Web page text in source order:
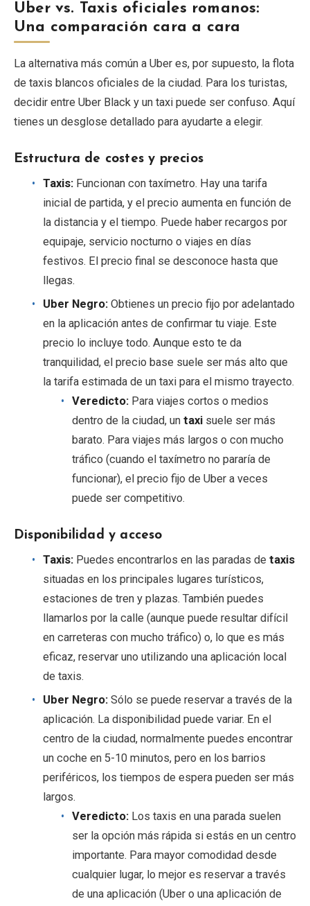
Uber vs. Taxis oficiales romanos:
Una comparación cara a cara
La alternativa más común a Uber es, por supuesto, la flota
de taxis blancos oficiales de la ciudad. Para los turistas,
decidir entre Uber Black y un taxi puede ser confuso. Aquí
tienes un desglose detallado para ayudarte a elegir.
Estructura de costes y precios
Taxis: Funcionan con taxímetro. Hay una tarifa
inicial de partida, y el precio aumenta en función de
la distancia y el tiempo. Puede haber recargos por
equipaje, servicio nocturno o viajes en días
festivos. El precio final se desconoce hasta que
llegas.
Uber Negro: Obtienes un precio fijo por adelantado
en la aplicación antes de confirmar tu viaje. Este
precio lo incluye todo. Aunque esto te da
tranquilidad, el precio base suele ser más alto que
la tarifa estimada de un taxi para el mismo trayecto.
Veredicto: Para viajes cortos o medios
dentro de la ciudad, un taxi suele ser más
barato. Para viajes más largos o con mucho
tráfico (cuando el taxímetro no pararía de
funcionar), el precio fijo de Uber a veces
puede ser competitivo.
Disponibilidad y acceso
Taxis: Puedes encontrarlos en las paradas de taxis
situadas en los principales lugares turísticos,
estaciones de tren y plazas. También puedes
llamarlos por la calle (aunque puede resultar difícil
en carreteras con mucho tráfico) o, lo que es más
eficaz, reservar uno utilizando una aplicación local
de taxis.
Uber Negro: Sólo se puede reservar a través de la
aplicación. La disponibilidad puede variar. En el
centro de la ciudad, normalmente puedes encontrar
un coche en 5-10 minutos, pero en los barrios
periféricos, los tiempos de espera pueden ser más
largos.
Veredicto: Los taxis en una parada suelen
ser la opción más rápida si estás en un centro
importante. Para mayor comodidad desde
cualquier lugar, lo mejor es reservar a través
de una aplicación (Uber o una aplicación de